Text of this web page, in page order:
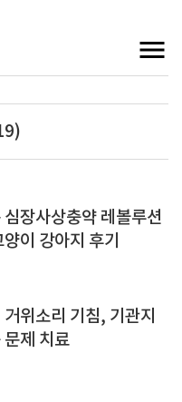
심장사상충약 레볼루션
이 강아지 후기
거위소리 기침, 기관지
문제 치료